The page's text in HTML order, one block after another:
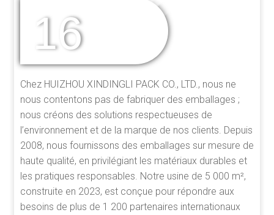
16
Chez HUIZHOU XINDINGLI PACK CO., LTD., nous ne
nous contentons pas de fabriquer des emballages ;
nous créons des solutions respectueuses de
l’environnement et de la marque de nos clients. Depuis
2008, nous fournissons des emballages sur mesure de
haute qualité, en privilégiant les matériaux durables et
les pratiques responsables. Notre usine de 5 000 m²,
construite en 2023, est conçue pour répondre aux
besoins de plus de 1 200 partenaires internationaux